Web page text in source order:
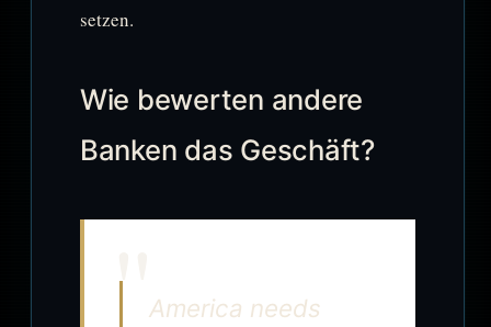
setzen.
Wie bewerten andere
Banken das Geschäft?
America needs